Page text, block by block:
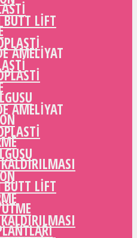
AMELIYAT
LIFT
LIFT
AMELIYAT